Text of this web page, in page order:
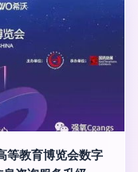
等教育博览会数字